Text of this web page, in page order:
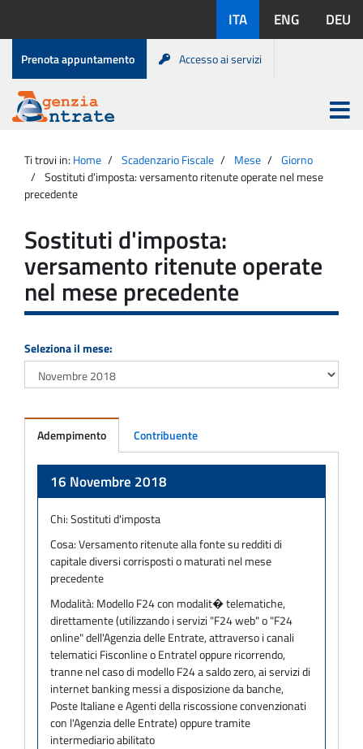
contenuto
disponibili:
ITA ENG DEU
Menu
di
servizio
Prenota appuntamento Accesso ai servizi
Agenzia
Entrate
Apri
menu
principale
Ti trovi in: Home Scadenzario Fiscale Mese
Giorno
Sostituti d'imposta: versamento ritenute operate nel mese
precedente
Sostituti d'imposta:
versamento ritenute operate
nel mese precedente
Seleziona il mese:
Adempimento Contribuente
16 Novembre 2018
Chi:Sostituti d'imposta
Cosa:Versamento ritenute alla fonte su redditi di
capitale diversi corrisposti o maturati nel mese
precedente
Modalità: Modello F24 con modalit� telematiche,
direttamente (utilizzando i servizi "F24 web" o "F24
online" dell'Agenzia delle Entrate, attraverso i canali
telematici Fisconline o Entratel oppure ricorrendo,
tranne nel caso di modello F24 a saldo zero, ai servizi di
internet banking messi a disposizione da banche,
Poste Italiane e Agenti della riscossione convenzionati
con l'Agenzia delle Entrate) oppure tramite
intermediario abilitato